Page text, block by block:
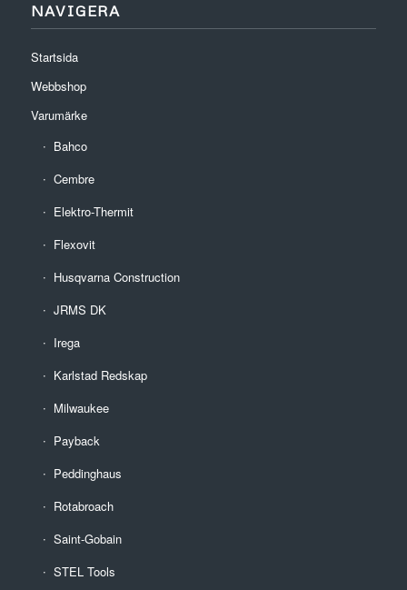
NAVIGERA
Startsida
Webbshop
Varumärke
Bahco
Cembre
Elektro-Thermit
Flexovit
Husqvarna Construction
JRMS DK
Irega
Karlstad Redskap
Milwaukee
Payback
Peddinghaus
Rotabroach
Saint-Gobain
STEL Tools